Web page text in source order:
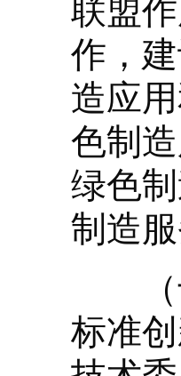
联盟
作，
造应
色制
绿色
制造
（十
标准